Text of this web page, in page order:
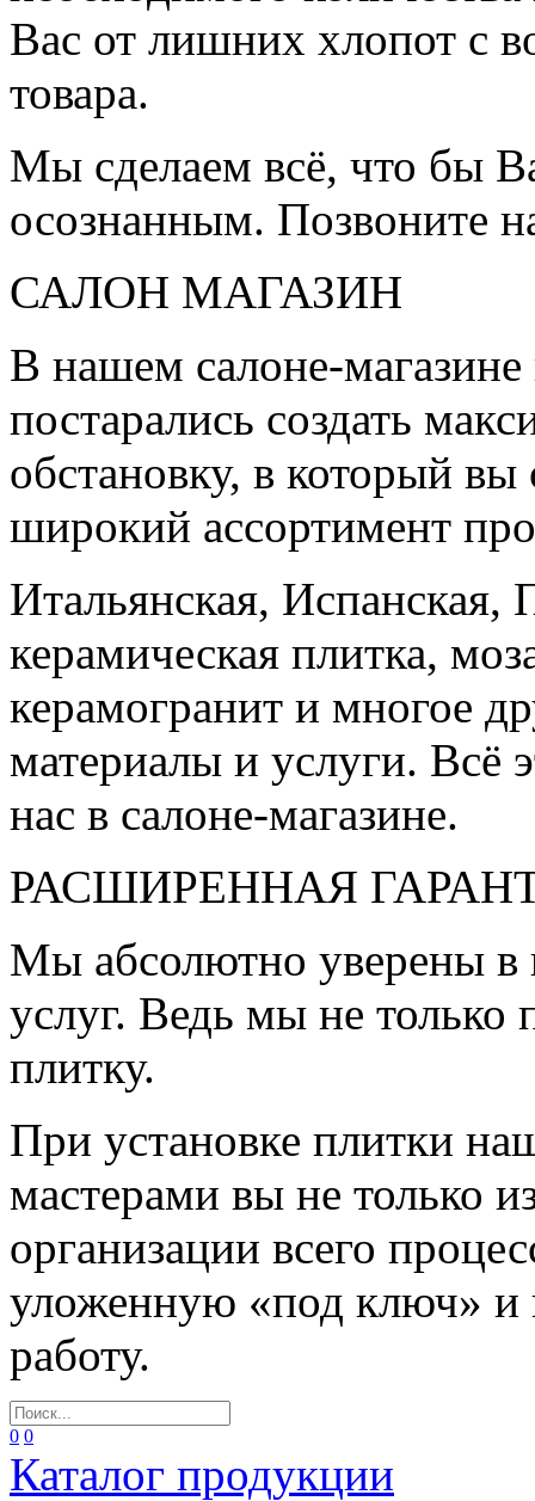
Вас от лишних хлопот с
товара.
Мы сделаем всё, что бы
осознанным. Позвоните
САЛОН МАГАЗИН
В нашем салоне-
постарались создать
обстановку, в который
широкий ассортимент
Итальянская, Испанская,
керамическая плитка,
керамогранит и многое
материалы и услуги. Всё
нас в салоне-магазине.
РАСШИРЕННАЯ
Мы абсолютно уверены в
услуг. Ведь мы не
плитку.
При установке плитки
мастерами вы не только
организации всего
уложенную «под ключ» и
работу.
0 0
Каталог продукции